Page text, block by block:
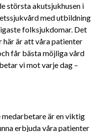
största akutsjukhusen i
med utbildning
folksjukdomar. Det
är att våra patienter
får bästa möjliga vård
vi mot varje dag –
är en viktig
erbjuda våra patienter